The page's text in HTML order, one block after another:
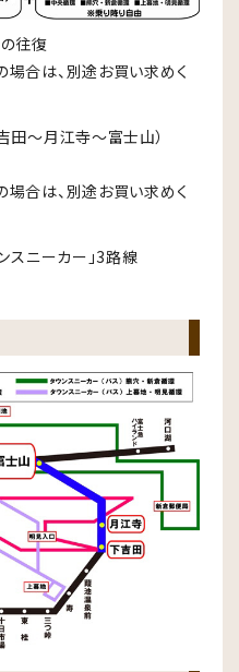
往復
合は、別途お買い求めく
田～月江寺～富士山）
合は、別途お買い求めく
スニーカー」3路線